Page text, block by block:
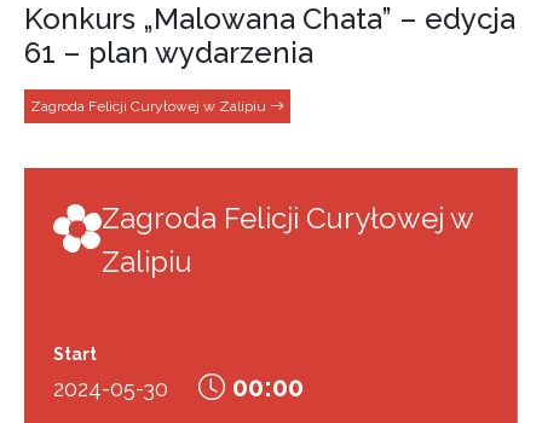
Konkurs „Malowana Chata” – edycja
61 – plan wydarzenia
Zagroda Felicji Curyłowej w Zalipiu
Zagroda Felicji Curyłowej w
Zalipiu
Start
2024-05-30 00:00